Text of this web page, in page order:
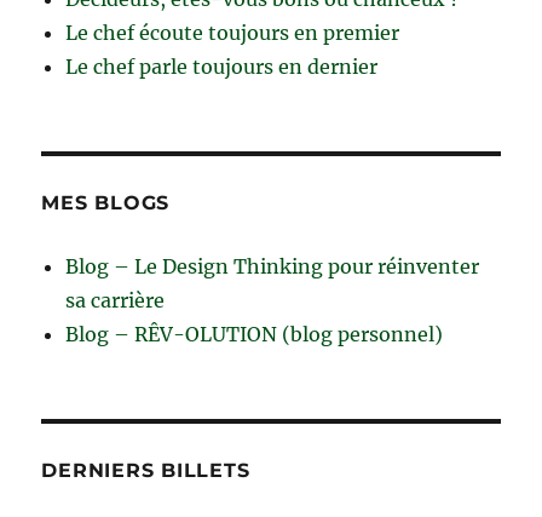
Le chef écoute toujours en premier
Le chef parle toujours en dernier
MES BLOGS
Blog – Le Design Thinking pour réinventer
sa carrière
Blog – RÊV-OLUTION (blog personnel)
DERNIERS BILLETS